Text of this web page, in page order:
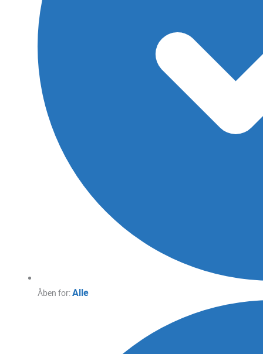
Åben for:Alle